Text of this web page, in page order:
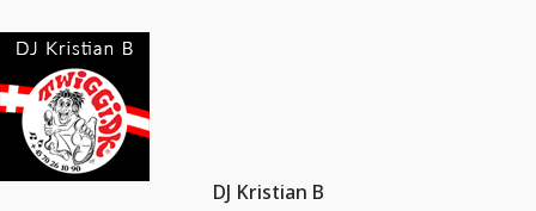
DJ Kristian B